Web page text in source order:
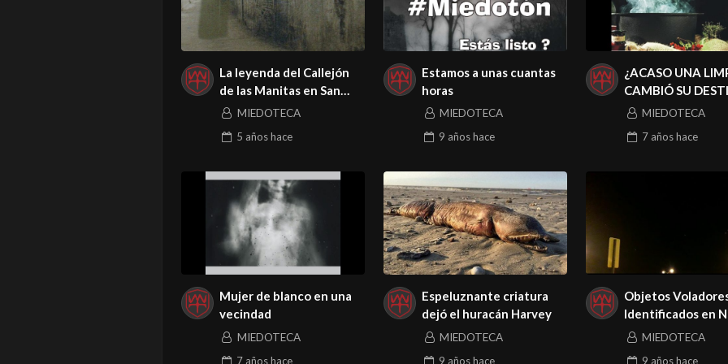
La leyenda del Callejón
de las Manitas en San
Luis Potosí.
MIEDOTECA
5 añoshace
Estamos a unas cuantas
horas
MIEDOTECA
9 añoshace
¿ACASO UNA
CAMBIÓ SU
MIEDOTECA
7 añoshace
Mujer de blanco en una
vecindad
MIEDOTECA
7 añoshace
Espeluznante criatura
dejó el huracán Harvey
MIEDOTECA
9 añoshace
Objetos
Identificados en
Jersey
MIEDOTECA
9 añoshace